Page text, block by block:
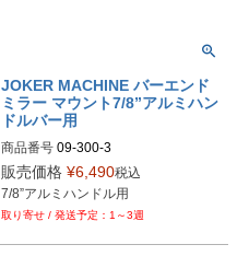
JOKER MACHINE バーエンド
ミラー マウント7/8”アルミハン
ドルバー用
商品番号 09-300-3
Drag型番：0641-0100
販売価格 ¥6,490税込
7/8”アルミハンドル用
1～3週